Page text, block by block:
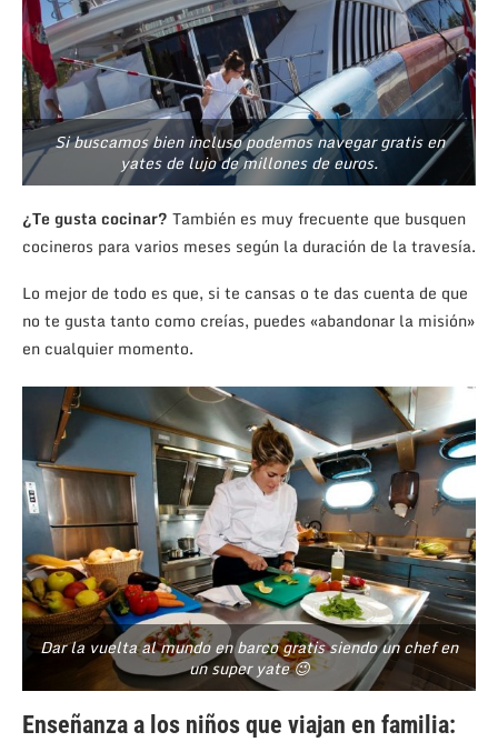
Si buscamos bien incluso podemos navegar gratis en
yates de lujo de millones de euros.
¿Te gusta cocinar? También es muy frecuente que busquen
cocineros para varios meses según la duración de la travesía.
Lo mejor de todo es que, si te cansas o te das cuenta de que
no te gusta tanto como creías, puedes «abandonar la misión»
en cualquier momento.
Dar la vuelta al mundo en barco gratis siendo un chef en
un super yate 😉
Enseñanza a los niños que viajan en familia: